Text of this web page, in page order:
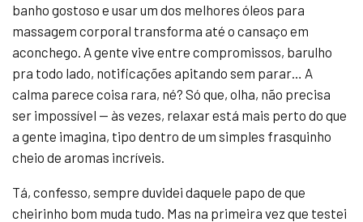
banho gostoso e usar um dos melhores óleos para
massagem corporal transforma até o cansaço em
aconchego. A gente vive entre compromissos, barulho
pra todo lado, notificações apitando sem parar… A
calma parece coisa rara, né? Só que, olha, não precisa
ser impossível — às vezes, relaxar está mais perto do que
a gente imagina, tipo dentro de um simples frasquinho
cheio de aromas incríveis.
Tá, confesso, sempre duvidei daquele papo de que
cheirinho bom muda tudo. Mas na primeira vez que testei